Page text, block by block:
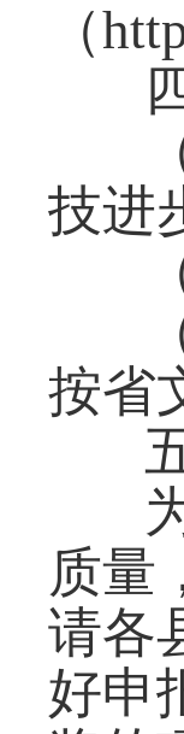
（
技进
按省
质量
请各
好申